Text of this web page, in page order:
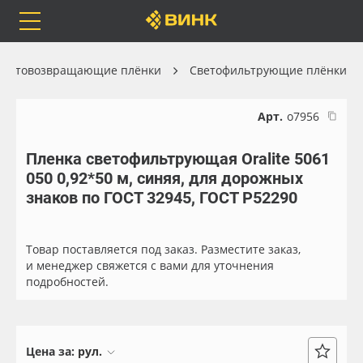
Каталог
Orafol
Бренды
Доставка
Весь каталог
Рулонные материалы
Самоклеящиеся плёнки
Листовые материалы
плёнки Светофильтрующие плёнки
Арт. о7956
Пленка светофильтрующая Oralite 5061
050 0,92*50 м, синяя, для дорожных
знаков по ГОСТ 32945, ГОСТ Р52290
Товар поставляется под заказ. Разместите заказ,
и менеджер свяжется с вами для уточнения
подробностей.
Цена за: рул.